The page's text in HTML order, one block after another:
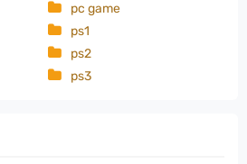
pc game
ps1
ps2
ps3